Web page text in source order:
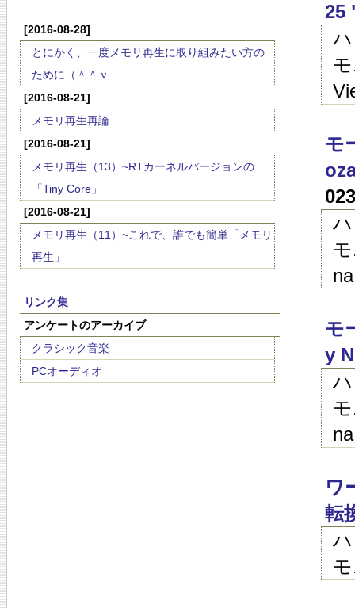
[2016-08-28]
とにかく、一度メモリ再生に取り組みたい方の
ために（＾＾ｖ
[2016-08-21]
メモリ再生再論
[2016-08-21]
メモリ再生（13）~RTカーネルバージョンの
「Tiny Core」
[2016-08-21]
メモリ再生（11）~これで、誰でも簡単「メモリ
再生」
リンク集
アンケートのアーカイブ
クラシック音楽
PCオーディオ
25
モ
モ
y
ワ
転